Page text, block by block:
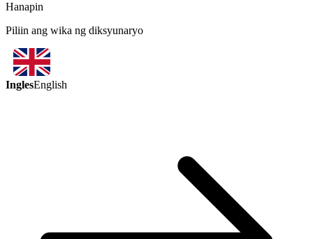
Hanapin
Piliin ang wika ng diksyunaryo
InglesEnglish